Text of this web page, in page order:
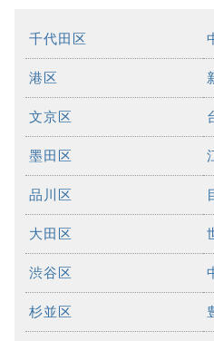
千代田区
港区
文京区
墨田区
品川区
大田区
渋谷区
杉並区